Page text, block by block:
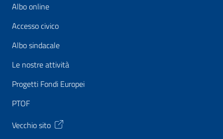
Albo online
Accesso civico
Albo sindacale
Le nostre attività
Progetti Fondi Europei
PTOF
Vecchio sito